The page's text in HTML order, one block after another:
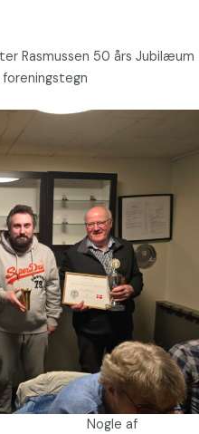
Rasmussen 50 års Jubilæum
foreningstegn
af